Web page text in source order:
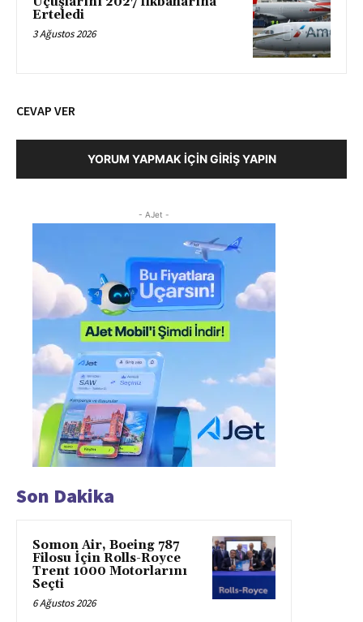
Erteledi
3 Ağustos 2026
CEVAP VER
YORUM YAPMAK İÇIN GIRIŞ YAPIN
- AJet -
Son Dakika
Somon Air, Boeing 787
Filosu İçin Rolls-Royce
Trent 1000 Motorlarını
Seçti
6 Ağustos 2026